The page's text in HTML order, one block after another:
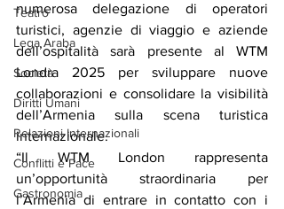
Teatro
Lega Araba
Società
Diritti Umani
Relazioni Internazionali
Conflitti e Pace
Gastronomia
numerosa delegazione di operatori
turistici, agenzie di viaggio e aziende
dell’ospitalità sarà presente al WTM
Londra 2025 per sviluppare nuove
collaborazioni e consolidare la visibilità
dell’Armenia sulla scena turistica
internazionale.
“Il WTM London rappresenta
un’opportunità straordinaria per
l’Armenia di entrare in contatto con i